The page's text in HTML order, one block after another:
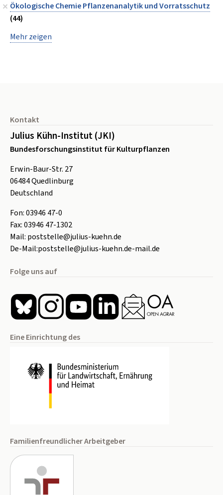
Ökologische Chemie Pflanzenanalytik und Vorratsschutz
(44)
Mehr zeigen
Kontakt
Julius Kühn-Institut (JKI)
Bundesforschungsinstitut für Kulturpflanzen
Erwin-Baur-Str. 27
06484Quedlinburg
Deutschland
Fon:03946 47-0
Fax:03946 47-1302
Mail: poststelle@julius-kuehn.de
De-Mail:poststelle@julius-kuehn.de-mail.de
Folge uns auf
Eine Einrichtung des
Familienfreundlicher Arbeitgeber